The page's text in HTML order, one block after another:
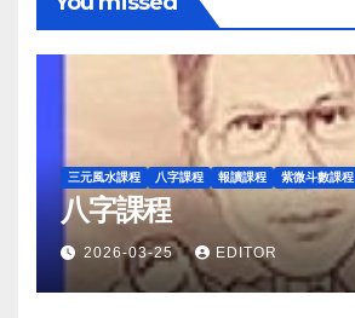
三元風水課程 八字課程 報讀課程 紫微斗數課程
八字課程
2026-03-25 EDITOR